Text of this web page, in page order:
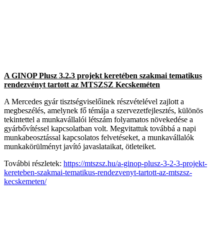
A GINOP Plusz 3.2.3 projekt keretében szakmai tematikus
rendezvényt tartott az MTSZSZ Kecskeméten
A Mercedes gyár tisztségviselőinek részvételével zajlott a
megbeszélés, amelynek fő témája a szervezetfejlesztés, különös
tekintettel a munkavállalói létszám folyamatos növekedése a
gyárbővítéssel kapcsolatban volt. Megvitattuk továbbá a napi
munkabeosztással kapcsolatos felvetéseket, a munkavállalók
munkakörülményt javító javaslataikat, ötleteiket.
További részletek: https://mtszsz.hu/a-ginop-plusz-3-2-3-projekt-
kereteben-szakmai-tematikus-rendezvenyt-tartott-az-mtszsz-
kecskemeten/